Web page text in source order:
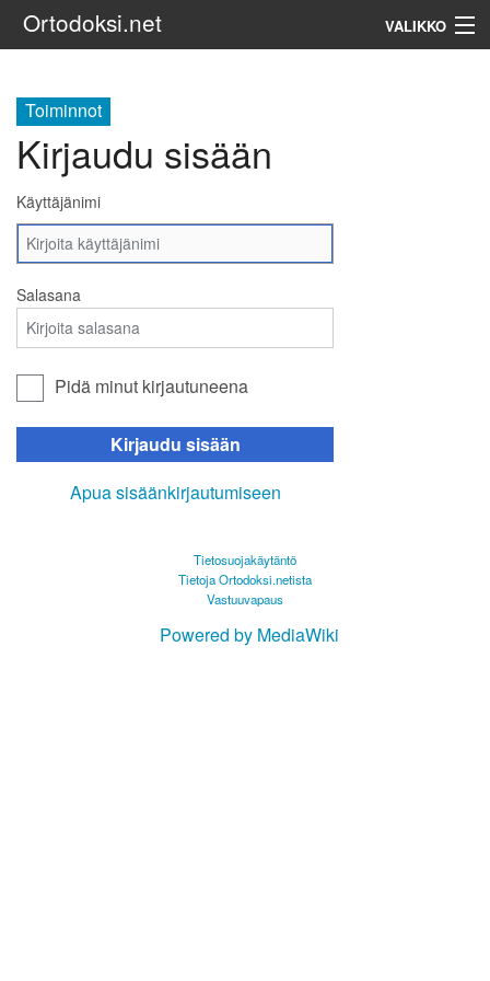
Ortodoksi.net VALIKKO
Toiminnot
Kirjaudu sisään
Käyttäjänimi
Salasana
Pidä minut kirjautuneena
Kirjaudu sisään
Apua sisäänkirjautumiseen
Tietosuojakäytäntö
Tietoja Ortodoksi.netista
Vastuuvapaus
Powered by MediaWiki